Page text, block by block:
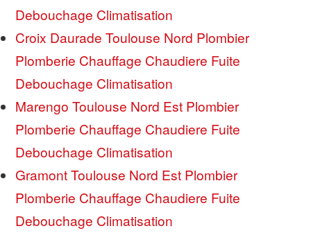
Debouchage Climatisation
Croix Daurade Toulouse Nord Plombier
Plomberie Chauffage Chaudiere Fuite
Debouchage Climatisation
Marengo Toulouse Nord Est Plombier
Plomberie Chauffage Chaudiere Fuite
Debouchage Climatisation
Gramont Toulouse Nord Est Plombier
Plomberie Chauffage Chaudiere Fuite
Debouchage Climatisation